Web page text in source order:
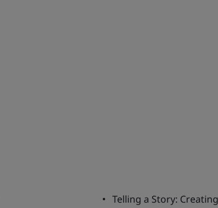
Telling a Story: